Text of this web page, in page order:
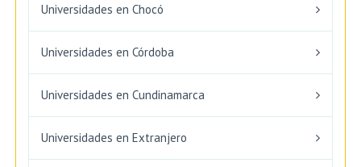
Universidades en Chocó
Universidades en Córdoba
Universidades en Cundinamarca
Universidades en Extranjero